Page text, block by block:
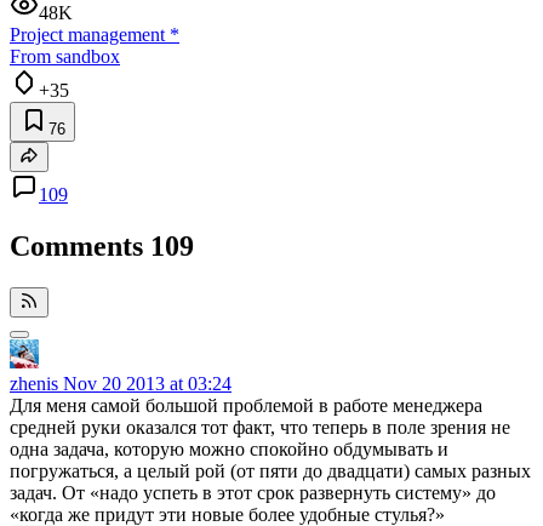
48K
Project management *
From sandbox
+35
76
109
Comments 109
zhenis Nov 20 2013 at 03:24
Для меня самой большой проблемой в работе менеджера
средней руки оказался тот факт, что теперь в поле зрения не
одна задача, которую можно спокойно обдумывать и
погружаться, а целый рой (от пяти до двадцати) самых разных
задач. От «надо успеть в этот срок развернуть систему» до
«когда же придут эти новые более удобные стулья?»